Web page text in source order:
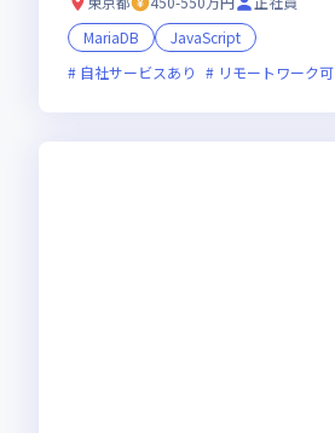
MariaDB
JavaScript
自社サービスあり
リモートワーク可